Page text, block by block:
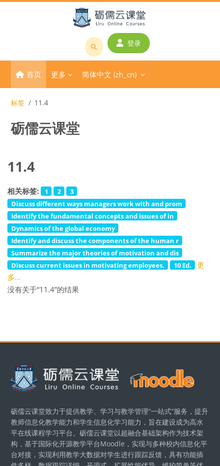
搜
课
程
登录
首页 更多 简体中文 ‎(zh_cn)‎
标签 11.4
砺儒云课堂
11.4
相关标签: 1 2
3
Discuss different ways managers work with and prom
Identify the fundamental concepts and issues of in
Dynamics of the global economy
Identify and discuss the components of the human r
Summarize the major theories of motivation and dis
Discuss current issues in motivating employees.
10 Ed.
更
多…
没有关于“11.4”的结果
版块
砺儒云课堂致力于提供教学、学习与教学管理“一站式”服务，提升
教师信息化教学能力和学生信息化学习能力，旨在建设成为高水
平在线课程学习平台。砺儒云课堂以超融合基础架构作为技术架
构，基于国际化开源教学平台Moodle，实现与多种校内信息化平
台对接，实现利用教学大数据对学生进行跟踪反馈，具有功能插